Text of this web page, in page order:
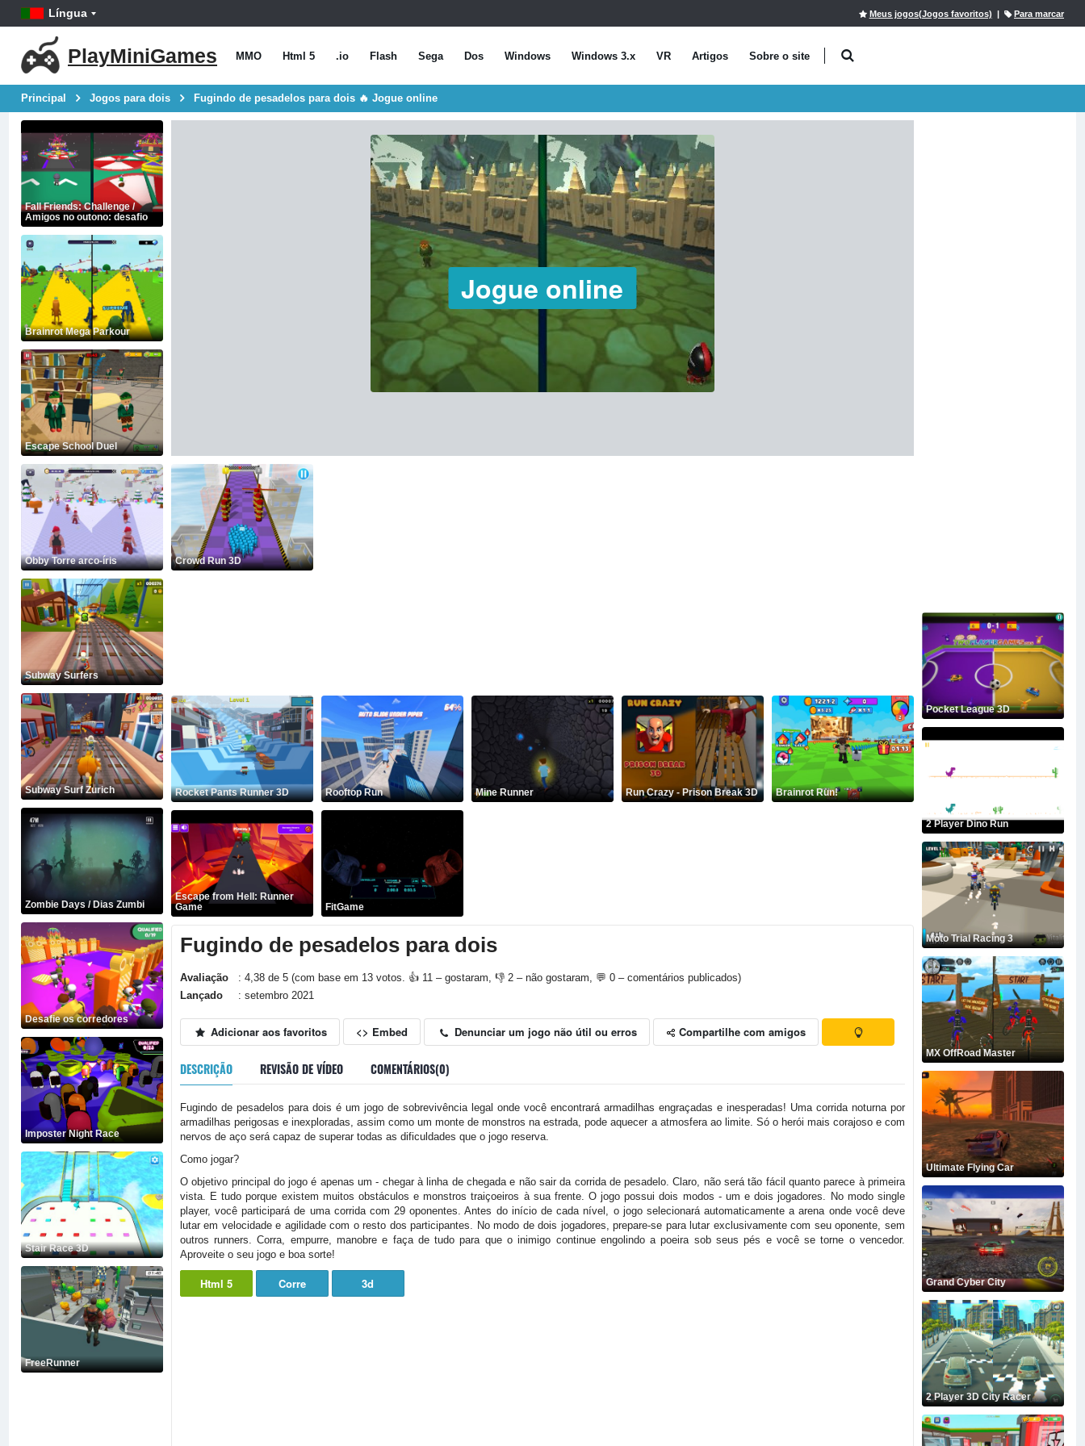
Língua Meus jogos(Jogos favoritos) | Para marcar
PlayMiniGames MMO Html 5 .io Flash Sega Dos Windows Windows 3.x VR Artigos Sobre o site
Principal Jogos para dois Fugindo de pesadelos para dois 🔥 Jogue online
Fall Friends: Challenge /
Amigos no outono: desafio
Brainrot Mega Parkour
Escape School Duel
Obby Torre arco-íris
Subway Surfers
Subway Surf Zurich
Zombie Days / Dias Zumbi
Desafie os corredores
Imposter Night Race
Stair Race 3D
FreeRunner
Jogue online
Crowd Run 3D
Rocket Pants Runner 3D Rooftop Run Mine Runner Run Crazy - Prison Break 3D Brainrot Run!
Escape from Hell: Runner
Game
FitGame
Fugindo de pesadelos para dois
Avaliação
: 4,38 de 5 (com base em 13 votos. 👍 11 – gostaram, 👎 2 – não gostaram, 💬 0 – comentários publicados)
Lançado
: setembro 2021
Adicionar aos favoritos <> Embed Denunciar um jogo não útil ou erros Compartilhe com amigos
DESCRIÇÃO REVISÃO DE VÍDEO COMENTÁRIOS(0)
Fugindo de pesadelos para dois é um jogo de sobrevivência legal onde você encontrará armadilhas engraçadas e inesperadas! Uma corrida noturna por
armadilhas perigosas e inexploradas, assim como um monte de monstros na estrada, pode aquecer a atmosfera ao limite. Só o herói mais corajoso e com
nervos de aço será capaz de superar todas as dificuldades que o jogo reserva.
Como jogar?
O objetivo principal do jogo é apenas um - chegar à linha de chegada e não sair da corrida de pesadelo. Claro, não será tão fácil quanto parece à primeira
vista. E tudo porque existem muitos obstáculos e monstros traiçoeiros à sua frente. O jogo possui dois modos - um e dois jogadores. No modo single
player, você participará de uma corrida com 29 oponentes. Antes do início de cada nível, o jogo selecionará automaticamente a arena onde você deve
lutar em velocidade e agilidade com o resto dos participantes. No modo de dois jogadores, prepare-se para lutar exclusivamente com seu oponente, sem
outros runners. Corra, empurre, manobre e faça de tudo para que o inimigo continue engolindo a poeira sob seus pés e você se torne o vencedor.
Aproveite o seu jogo e boa sorte!
Html 5 Corre 3d
Pocket League 3D
2 Player Dino Run
Moto Trial Racing 3
MX OffRoad Master
Ultimate Flying Car
Grand Cyber City
2 Player 3D City Racer